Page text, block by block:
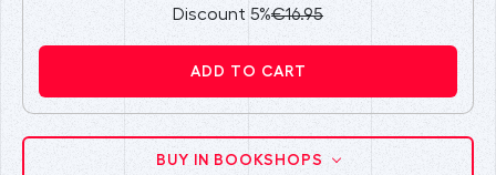
Discount 5%€16.95
ADD TO CART
BUY IN BOOKSHOPS